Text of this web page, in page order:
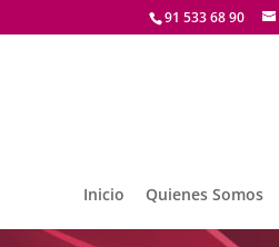
91 533 68 90
Inicio Quienes Somos